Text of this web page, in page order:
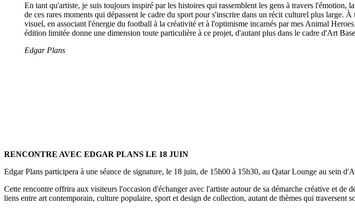
En tant qu'artiste, je suis toujours inspiré par les histoires qui rassemblent les gens à travers
de ces rares moments qui dépassent le cadre du sport pour s'inscrire dans un récit culturel plus large.
visuel, en associant l'énergie du football à la créativité et à l'optimisme incarnés par mes Animal
édition limitée donne une dimension toute particulière à ce projet, d'autant plus dans le cadre d'Art
Edgar Plans
RENCONTRE AVEC EDGAR PLANS LE 18 JUIN
Edgar Plans participera à une séance de signature, le 18 juin, de 15h00 à 15h30, au Qatar Lounge au sein
Cette rencontre offrira aux visiteurs l'occasion d'échanger avec l'artiste autour de sa démarche créative et
liens entre art contemporain, culture populaire, sport et design de collection, autant de thèmes qui traversent